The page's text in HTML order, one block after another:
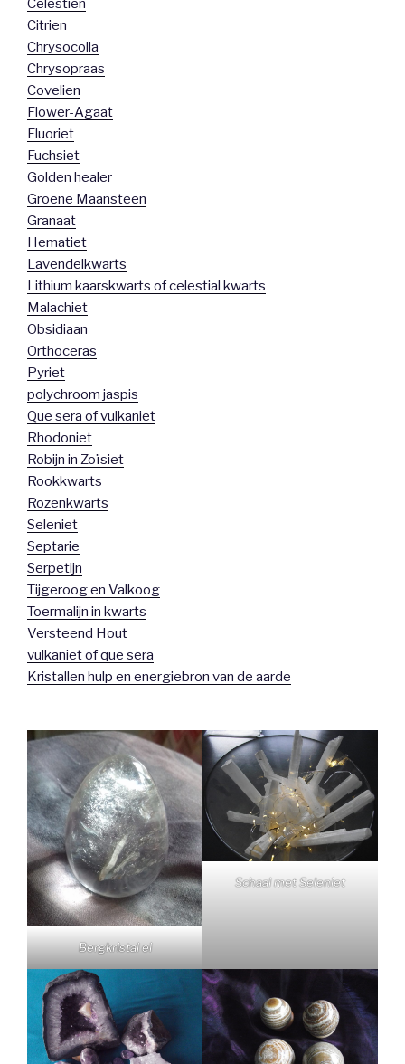
Celestien
Citrien
Chrysocolla
Chrysopraas
Covelien
Flower-Agaat
Fluoriet
Fuchsiet
Golden healer
Groene Maansteen
Granaat
Hematiet
Lavendelkwarts
Lithium kaarskwarts of celestial kwarts
Malachiet
Obsidiaan
Orthoceras
Pyriet
polychroom jaspis
Que sera of vulkaniet
Rhodoniet
Robijn in Zoïsiet
Rookkwarts
Rozenkwarts
Seleniet
Septarie
Serpetijn
Tijgeroog en Valkoog
Toermalijn in kwarts
Versteend Hout
vulkaniet of que sera
Kristallen hulp en energiebron van de aarde
Bergkristal ei
Schaal met Seleniet